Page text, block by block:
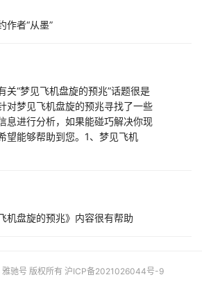
作者“从墨”
关“梦见飞机盘旋的预兆”话题很是
对梦见飞机盘旋的预兆寻找了一些
息进行分析，如果能碰巧解决你现
望能够帮助到您。1、梦见飞机
机盘旋的预兆》内容很有帮助
驰号 版权所有 沪ICP备2021026044号-9